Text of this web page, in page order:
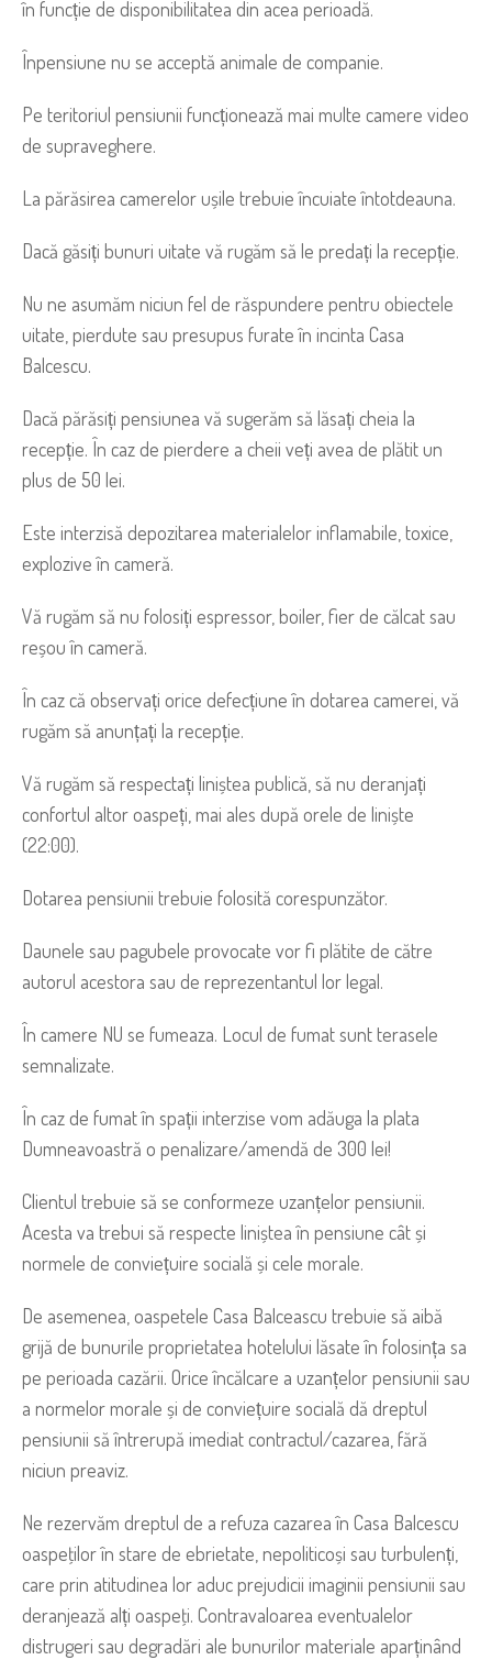
în funcție de disponibilitatea din acea perioadă.
Înpensiune nu se acceptă animale de companie.
Pe teritoriul pensiunii funcționează mai multe camere video
de supraveghere.
La părăsirea camerelor ușile trebuie încuiate întotdeauna.
Dacă găsiți bunuri uitate vă rugăm să le predați la recepție.
Nu ne asumăm niciun fel de răspundere pentru obiectele
uitate, pierdute sau presupus furate în incinta Casa
Balcescu.
Dacă părăsiți pensiunea vă sugerăm să lăsați cheia la
recepție. În caz de pierdere a cheii veți avea de plătit un
plus de 50 lei.
Este interzisă depozitarea materialelor inflamabile, toxice,
explozive în cameră.
Vă rugăm să nu folosiți espressor, boiler, fier de călcat sau
reșou în cameră.
În caz că observați orice defecțiune în dotarea camerei, vă
rugăm să anunțați la recepție.
Vă rugăm să respectați liniștea publică, să nu deranjați
confortul altor oaspeți, mai ales după orele de liniște
(22:00).
Dotarea pensiunii trebuie folosită corespunzător.
Daunele sau pagubele provocate vor fi plătite de către
autorul acestora sau de reprezentantul lor legal.
În camere NU se fumeaza. Locul de fumat sunt terasele
semnalizate.
În caz de fumat în spații interzise vom adăuga la plata
Dumneavoastră o penalizare/amendă de 300 lei!
Clientul trebuie să se conformeze uzanțelor pensiunii.
Acesta va trebui să respecte liniștea în pensiune cât și
normele de conviețuire socială și cele morale.
De asemenea, oaspetele Casa Balceascu trebuie să aibă
grijă de bunurile proprietatea hotelului lăsate în folosința sa
pe perioada cazării. Orice încălcare a uzanțelor pensiunii sau
a normelor morale și de conviețuire socială dă dreptul
pensiunii să întrerupă imediat contractul/cazarea, fără
niciun preaviz.
Ne rezervăm dreptul de a refuza cazarea în Casa Balcescu
oaspeţilor în stare de ebrietate, nepoliticoși sau turbulenți,
care prin atitudinea lor aduc prejudicii imaginii pensiunii sau
deranjează alți oaspeţi. Contravaloarea eventualelor
distrugeri sau degradări ale bunurilor materiale aparținând